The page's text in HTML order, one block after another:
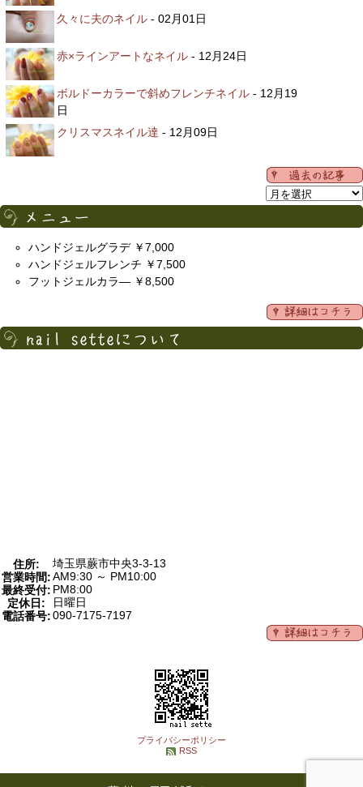
久々に夫のネイル - 02月01日
赤×ラインアートなネイル - 12月24日
ボルドーカラーで斜めフレンチネイル - 12月19
日
クリスマスネイル達 - 12月09日
ハンドジェルグラデ ￥7,000
ハンドジェルフレンチ ￥7,500
フットジェルカラ― ￥8,500
住所:
埼玉県蕨市中央3-3-13
営業時間:AM9:30 ～ PM10:00
最終受付: PM8:00
定休日:
日曜日
電話番号:090-7175-7197
プライバシーポリシー
RSS